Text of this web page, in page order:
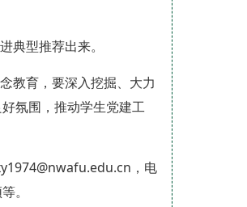
典型推荐出来。
教育，要深入挖掘、大力
氛围，推动学生党建工
，电
。